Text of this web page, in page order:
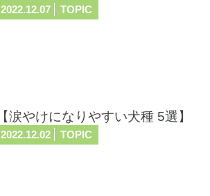
2022.12.07 TOPIC
【涙やけになりやすい犬種 5選】
2022.12.02 TOPIC